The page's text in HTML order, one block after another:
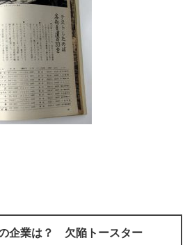
企業は？ 欠陥トースター